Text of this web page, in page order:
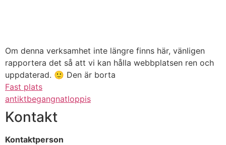
Om denna verksamhet inte längre finns här, vänligen
rapportera det så att vi kan hålla webbplatsen ren och
uppdaterad. 🙂 Den är borta
Fast plats
antiktbegangnatloppis
Kontakt
Kontaktperson